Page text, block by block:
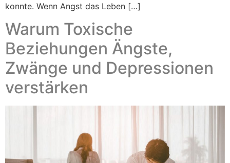
konnte. Wenn Angst das Leben […]
Warum Toxische
Beziehungen Ängste,
Zwänge und Depressionen
verstärken